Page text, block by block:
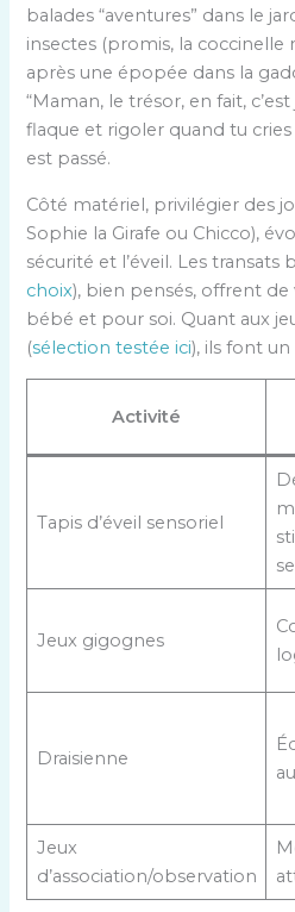
balades “aventures” dans le
insectes (promis, la coccinelle
après une épopée dans la
“Maman, le trésor, en fait,
flaque et rigoler quand tu cries
est passé.
Côté matériel, privilégier des
Sophie la Girafe ou Chicco),
sécurité et l’éveil. Les transats
choix), bien pensés, offrent de
bébé et pour soi. Quant aux
(sélection testée ici), ils font
Activité
Tapis d’éveil sensoriel
Jeux gigognes
Draisienne
Jeux
d’association/observation